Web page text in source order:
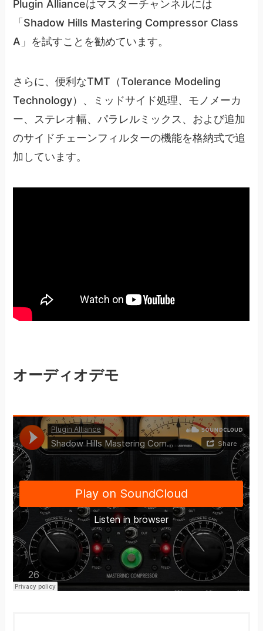
Plugin Allianceはマスターチャンネルには
「Shadow Hills Mastering Compressor Class
A」を試すことを勧めています。
さらに、便利なTMT（Tolerance Modeling
Technology）、ミッドサイド処理、モノメーカ
ー、ステレオ幅、パラレルミックス、および追加
のサイドチェーンフィルターの機能を格納式で追
加しています。
オーディオデモ